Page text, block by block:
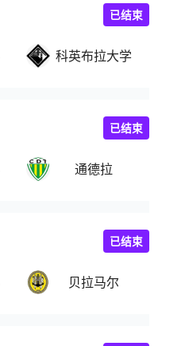
科英布拉大学
已结束
通德拉
已结束
贝拉马尔
已结束